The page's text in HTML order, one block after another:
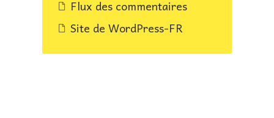
Flux des commentaires
Site de WordPress-FR